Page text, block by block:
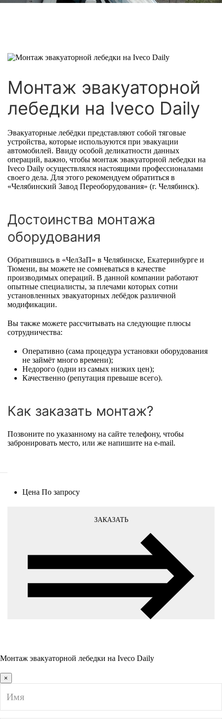
Монтаж эвакуаторной
лебедки на Iveco Daily
Эвакуаторные лебёдки представляют собой тяговые
устройства, которые используются при эвакуации
автомобилей. Ввиду особой деликатности данных
операций, важно, чтобы монтаж эвакуаторной лебедки на
Iveco Daily осуществлялся настоящими профессионалами
своего дела. Для этого рекомендуем обратиться в
«Челябинский Завод Переоборудования» (г. Челябинск).
Достоинства монтажа
оборудования
Обратившись в «ЧелЗаП» в Челябинске, Екатеринбурге и
Тюмени, вы можете не сомневаться в качестве
производимых операций. В данной компании работают
опытные специалисты, за плечами которых сотни
установленных эвакуаторных лебёдок различной
модификации.
Вы также можете рассчитывать на следующие плюсы
сотрудничества:
Оперативно (сама процедура установки оборудования
не займёт много времени);
Недорого (одни из самых низких цен);
Качественно (репутация превыше всего).
Как заказать монтаж?
Позвоните по указанному на сайте телефону, чтобы
забронировать место, или же напишите на e-mail.
Цена По запросу
ЗАКАЗАТЬ
Монтаж эвакуаторной лебедки на Iveco Daily
×